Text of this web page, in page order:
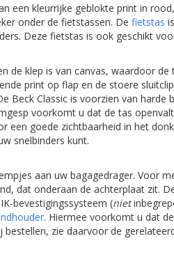
een kleurrijke geblokte print in
onder de fietstassen. De fietstas
Deze fietstas is ook geschikt
de klep is van canvas, waardoor de
print op flap en de stoere
Beck Classic is voorzien van harde
voorkomt u dat de tas
een goede zichtbaarheid in het
snelbinders kunt.
aan uw bagagedrager. Voor
dat onderaan de achterplaat zit.
bevestigingssysteem (niet
. Hiermee voorkomt u dat
zie daarvoor de